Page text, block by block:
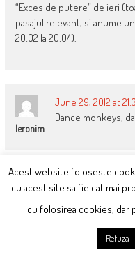
“Exces de putere” de ieri
pasajul relevant, si anume
20:02 la 20:04).
Ieronim
June 29, 2012 at
Dance monkeys,
Bogdan, Timisoara
October
de ce
cele ramase, pe bani multi
existente pentru ctitorii
Acest website foloseste
cu acest site sa fie cat mai
cu folosirea cookies, dar
Refuza